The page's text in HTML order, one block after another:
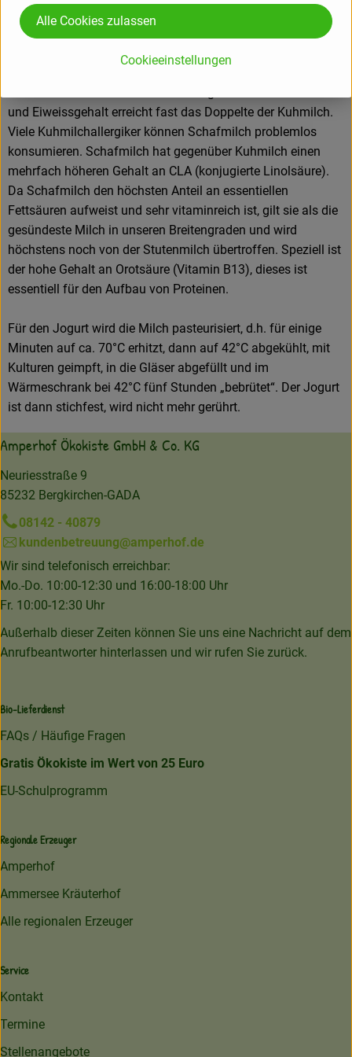
mit frühestens 6 Wochen, je nach Wetter, auf ihre
Sommerweide dürfen. Den ersten Schafjoghurt gibt es dann
und Eiweissgehalt erreicht fast das Doppelte der Kuhmilch.
Viele Kuhmilchallergiker können Schafmilch problemlos
konsumieren. Schafmilch hat gegenüber Kuhmilch einen
mehrfach höheren Gehalt an CLA (konjugierte Linolsäure).
Da Schafmilch den höchsten Anteil an essentiellen
Fettsäuren aufweist und sehr vitaminreich ist, gilt sie als die
gesündeste Milch in unseren Breitengraden und wird
höchstens noch von der Stutenmilch übertroffen. Speziell ist
der hohe Gehalt an Orotsäure (Vitamin B13), dieses ist
essentiell für den Aufbau von Proteinen.
Für den Jogurt wird die Milch pasteurisiert, d.h. für einige
Minuten auf ca. 70°C erhitzt, dann auf 42°C abgekühlt, mit
Kulturen geimpft, in die Gläser abgefüllt und im
Wärmeschrank bei 42°C fünf Stunden „bebrütet“. Der Jogurt
ist dann stichfest, wird nicht mehr gerührt.
Amperhof Ökokiste GmbH & Co. KG
Neuriesstraße 9
85232 Bergkirchen-GADA
08142 - 40879
kundenbetreuung@amperhof.de
Wir sind telefonisch erreichbar:
Mo.-Do. 10:00-12:30 und 16:00-18:00 Uhr
Fr. 10:00-12:30 Uhr
Außerhalb dieser Zeiten können Sie uns eine Nachricht auf dem
Anrufbeantworter hinterlassen und wir rufen Sie zurück.
Bio-Lieferdienst
FAQs / Häufige Fragen
Gratis Ökokiste im Wert von 25 Euro
EU-Schulprogramm
Regionale Erzeuger
Amperhof
Ammersee Kräuterhof
Alle regionalen Erzeuger
Service
Kontakt
Termine
Stellenangebote
Cookieeinstellungen
Alle Cookies zulassen